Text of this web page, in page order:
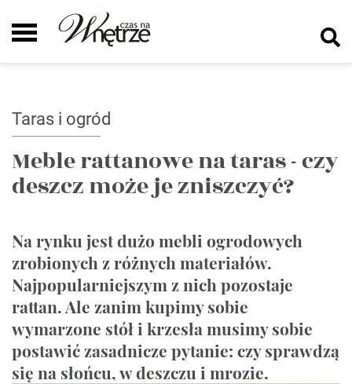
Taras i ogród
Meble rattanowe na taras - czy
deszcz może je zniszczyć?
Na rynku jest dużo mebli ogrodowych
zrobionych z różnych materiałów.
Najpopularniejszym z nich pozostaje
rattan. Ale zanim kupimy sobie
wymarzone stół i krzesła musimy sobie
postawić zasadnicze pytanie: czy sprawdzą
się na słońcu, w deszczu i mrozie.